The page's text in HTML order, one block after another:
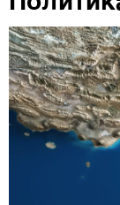
деталите“.
ја повлечете